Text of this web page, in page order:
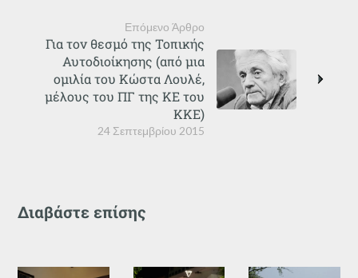
Επόμενο Άρθρο
24 Σεπτεμβρίου 2015
Για τον θεσμό της Τοπικής
Αυτοδιοίκησης (από μια
ομιλία του Κώστα Λουλέ,
μέλους του ΠΓ της ΚΕ του
ΚΚΕ)
Διαβάστε επίσης